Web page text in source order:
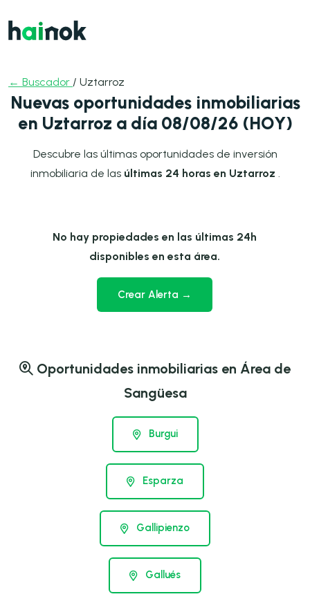
← Buscador / Uztarroz
Nuevas oportunidades inmobiliarias
en Uztarroz a día 08/08/26 (HOY)
Descubre las últimas oportunidades de inversión
inmobiliaria de las últimas 24 horas en Uztarroz
No hay propiedades en las últimas 24h
disponibles en esta área.
Crear Alerta →
Oportunidades inmobiliarias en Área de
Sangüesa
Burgui
Esparza
Gallipienzo
Gallués